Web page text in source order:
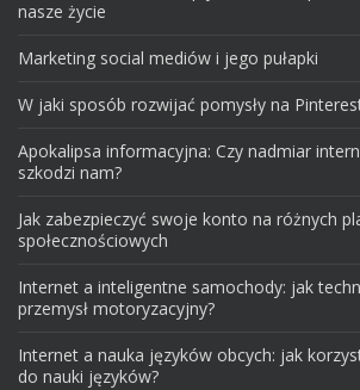
nasze życie
Marketing social mediów i jego pułapki
W jaki sposób rozwijać pomysły na
Apokalipsa informacyjna: Czy nadmiar
szkodzi nam?
Jak zabezpieczyć swoje konto na różnych
społecznościowych
Internet a inteligentne samochody: jak
przemysł motoryzacyjny?
Internet a nauka języków obcych: jak
do nauki języków?